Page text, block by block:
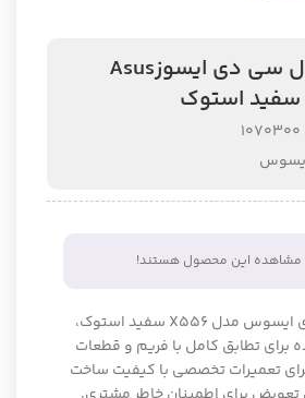
قاب B جلو ال سی دی ایسوزAsus
۱۰۷۰۳۰۰
مشاهده این محصول هستند!
قاب B جلو ال‌سی‌دی ایسوس مدل X556 سفید استوک،
برای تطابق کامل با فریم و قطعات
تعمیرات تخصصی با کیفیت ساخت